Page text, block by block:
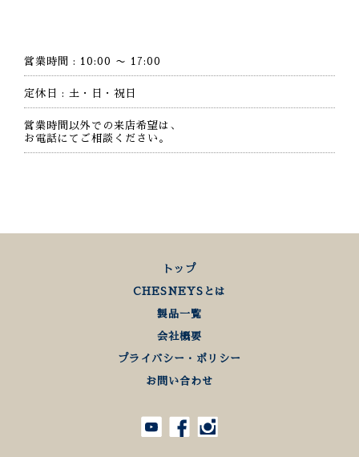
営業時間 : 10:00 〜 17:00
定休日 : 土・日・祝日
営業時間以外での来店希望は、
お電話にてご相談ください。
トップ
CHESNEYSとは
製品一覧
会社概要
プライバシー・ポリシー
お問い合わせ